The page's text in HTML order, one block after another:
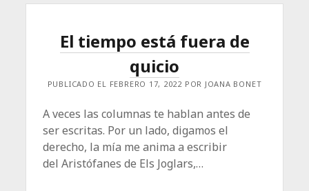
HA
QUITADO
TODOS
LOS
MIEDOS”
El tiempo está fuera de
quicio
PUBLICADO EL FEBRERO 17, 2022 POR JOANA BONET
A veces las columnas te hablan antes de
ser escritas. Por un lado, digamos el
derecho, la mía me anima a escribir
del Aristófanes de Els Joglars,…